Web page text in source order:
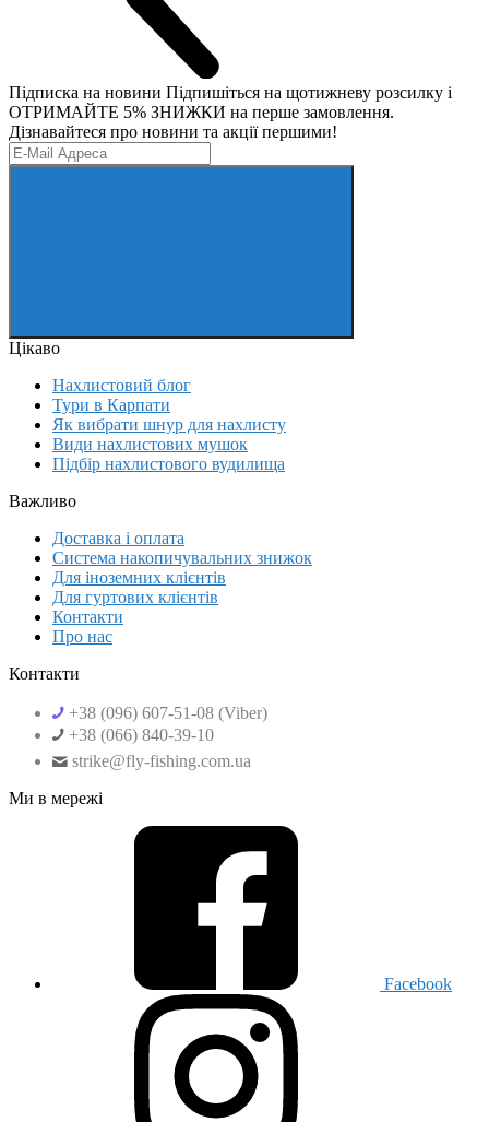
Підписка на новини Підпишіться на щотижневу розсилку і
ОТРИМАЙТЕ 5% ЗНИЖКИ на перше замовлення.
Дізнавайтеся про новини та акції першими!
Цікаво
Нахлистовий блог
Тури в Карпати
Як вибрати шнур для нахлисту
Види нахлистових мушок
Підбір нахлистового вудилища
Важливо
Доставка і оплата
Система накопичувальних знижок
Для іноземних клієнтів
Для гуртових клієнтів
Контакти
Про нас
Контакти
+38 (096) 607-51-08 (Viber)
+38 (066) 840-39-10
strike@fly-fishing.com.ua
Ми в мережі
Facebook